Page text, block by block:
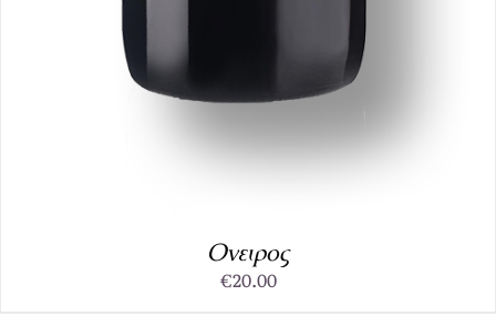
Ονειρος
€20.00